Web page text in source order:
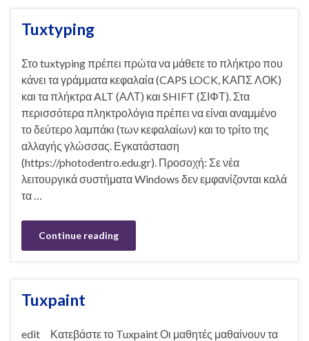
Tuxtyping
Στο tuxtyping πρέπει πρώτα να μάθετε το πλήκτρο που
κάνει τα γράμματα κεφαλαία (CAPS LOCK, ΚΑΠΣ ΛΟΚ)
και τα πλήκτρα ALT (ΑΛΤ) και SHIFT (ΣΙΦΤ). Στα
περισσότερα πληκτρολόγια πρέπει να είναι αναμμένο
το δεύτερο λαμπάκι (των κεφαλαίων) και το τρίτο της
αλλαγής γλώσσας. Εγκατάσταση
(https://photodentro.edu.gr). Προσοχή: Σε νέα
λειτουργικά συστήματα Windows δεν εμφανίζονται καλά
τα …
Continue reading
Tuxpaint
edit Κατεβάστε το Tuxpaint Οι μαθητές μαθαίνουν τα